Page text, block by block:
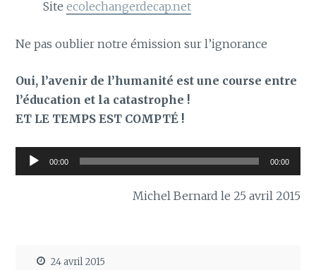
Site ecolechangerdecap.net
Ne pas oublier notre émission sur l’ignorance
Oui, l’avenir de l’humanité est une course entre
l’éducation et la catastrophe !
ET LE TEMPS EST COMPTÉ !
Lecteur
audio
00:00 00:00
Michel Bernard le 25 avril 2015
24 avril 2015